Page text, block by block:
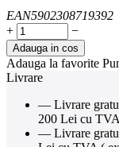
EAN5902308719392
+
−
Adauga in cos
Adauga la favorite
Livrare
— Livrare
200 Lei cu TVA
— Livrare